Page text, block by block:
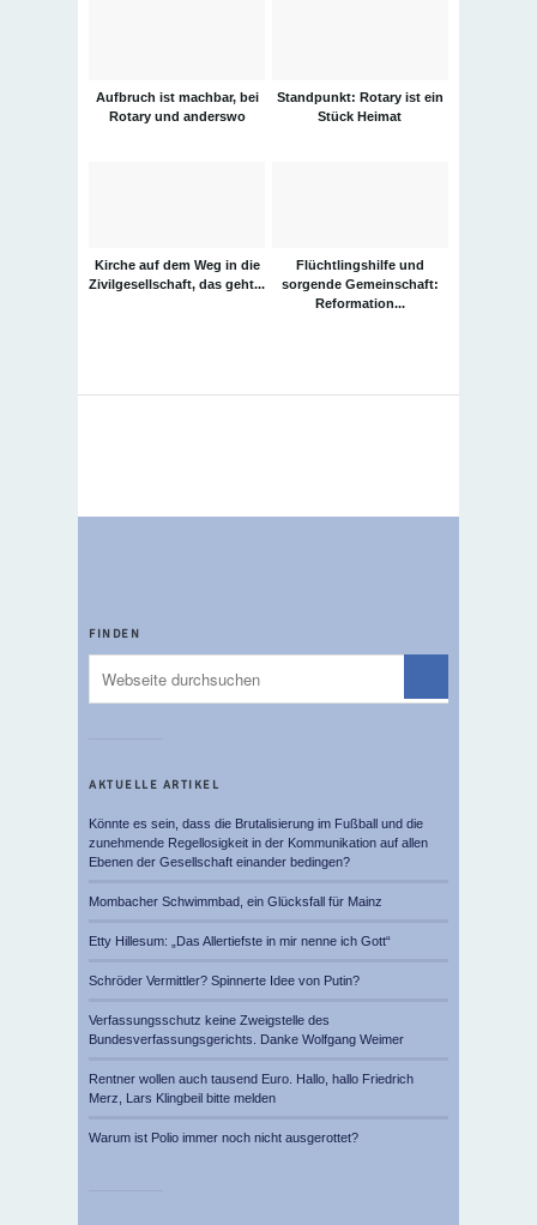
Aufbruch ist machbar, bei
Rotary und anderswo
Standpunkt: Rotary ist ein
Stück Heimat
Kirche auf dem Weg in die
Zivilgesellschaft, das geht...
Flüchtlingshilfe und
sorgende Gemeinschaft:
Reformation...
FINDEN
AKTUELLE ARTIKEL
Könnte es sein, dass die Brutalisierung im Fußball und die
zunehmende Regellosigkeit in der Kommunikation auf allen
Ebenen der Gesellschaft einander bedingen?
Mombacher Schwimmbad, ein Glücksfall für Mainz
Etty Hillesum: „Das Allertiefste in mir nenne ich Gott“
Schröder Vermittler? Spinnerte Idee von Putin?
Verfassungsschutz keine Zweigstelle des
Bundesverfassungsgerichts. Danke Wolfgang Weimer
Rentner wollen auch tausend Euro. Hallo, hallo Friedrich
Merz, Lars Klingbeil bitte melden
Warum ist Polio immer noch nicht ausgerottet?